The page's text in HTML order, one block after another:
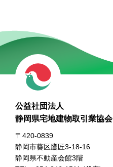
公益社団法人
静岡県宅地建物取引業協会
〒420-0839
静岡市葵区鷹匠3-18-16
静岡県不動産会館3階